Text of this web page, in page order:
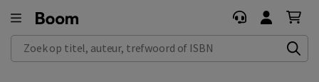
Zoek op titel, auteur, trefwoord of ISBN